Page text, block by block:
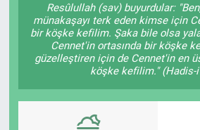
Resûlullah (sav) buyurdular:
münakaşayı terk eden kimse için
bir köşke kefilim. Şaka bile olsa
Cennet'in ortasında bir köşke
güzelleştiren için de Cennet'in en
köşke kefilim." (Hadis-